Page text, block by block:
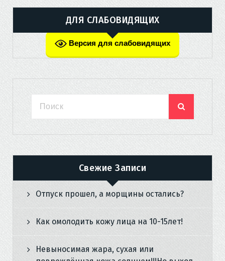
ДЛЯ СЛАБОВИДЯЩИХ
Версия для слабовидящих
Свежие Записи
Отпуск прошел, а морщины остались?
Как омолодить кожу лица на 10-15лет!
Невыносимая жара, сухая или